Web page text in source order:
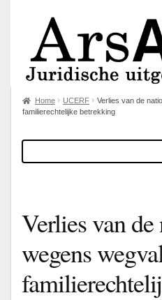
Home UCERF
Verlies van de
familierechtelijke betrekking
Verlies van
wegens